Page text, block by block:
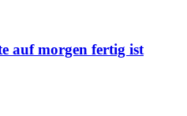
auf morgen fertig ist